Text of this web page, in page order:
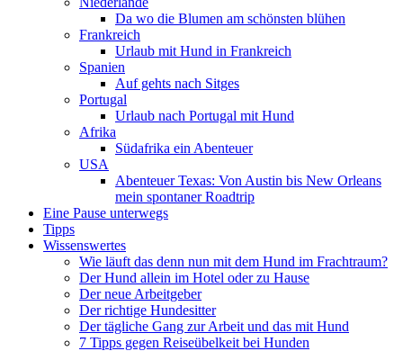
Da wo die Blumen am schönsten blühen
Frankreich
Urlaub mit Hund in Frankreich
Spanien
Auf gehts nach Sitges
Portugal
Urlaub nach Portugal mit Hund
Afrika
Südafrika ein Abenteuer
USA
Abenteuer Texas: Von Austin bis New Orleans
mein spontaner Roadtrip
Eine Pause unterwegs
Tipps
Wissenswertes
Wie läuft das denn nun mit dem Hund im Frachtraum?
Der Hund allein im Hotel oder zu Hause
Der neue Arbeitgeber
Der richtige Hundesitter
Der tägliche Gang zur Arbeit und das mit Hund
7 Tipps gegen Reiseübelkeit bei Hunden